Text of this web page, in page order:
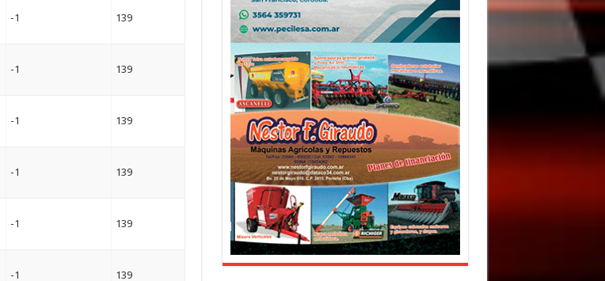
-1 139
-1 139
-1 139
-1 139
-1 139
-1 139